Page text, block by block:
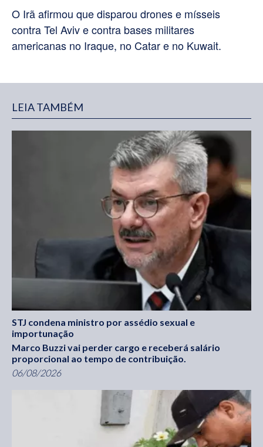
O Irã afirmou que disparou drones e mísseis
contra Tel Aviv e contra bases militares
americanas no Iraque, no Catar e no Kuwait.
LEIA TAMBÉM
STJ condena ministro por assédio sexual e
importunação
Marco Buzzi vai perder cargo e receberá salário
proporcional ao tempo de contribuição.
06/08/2026